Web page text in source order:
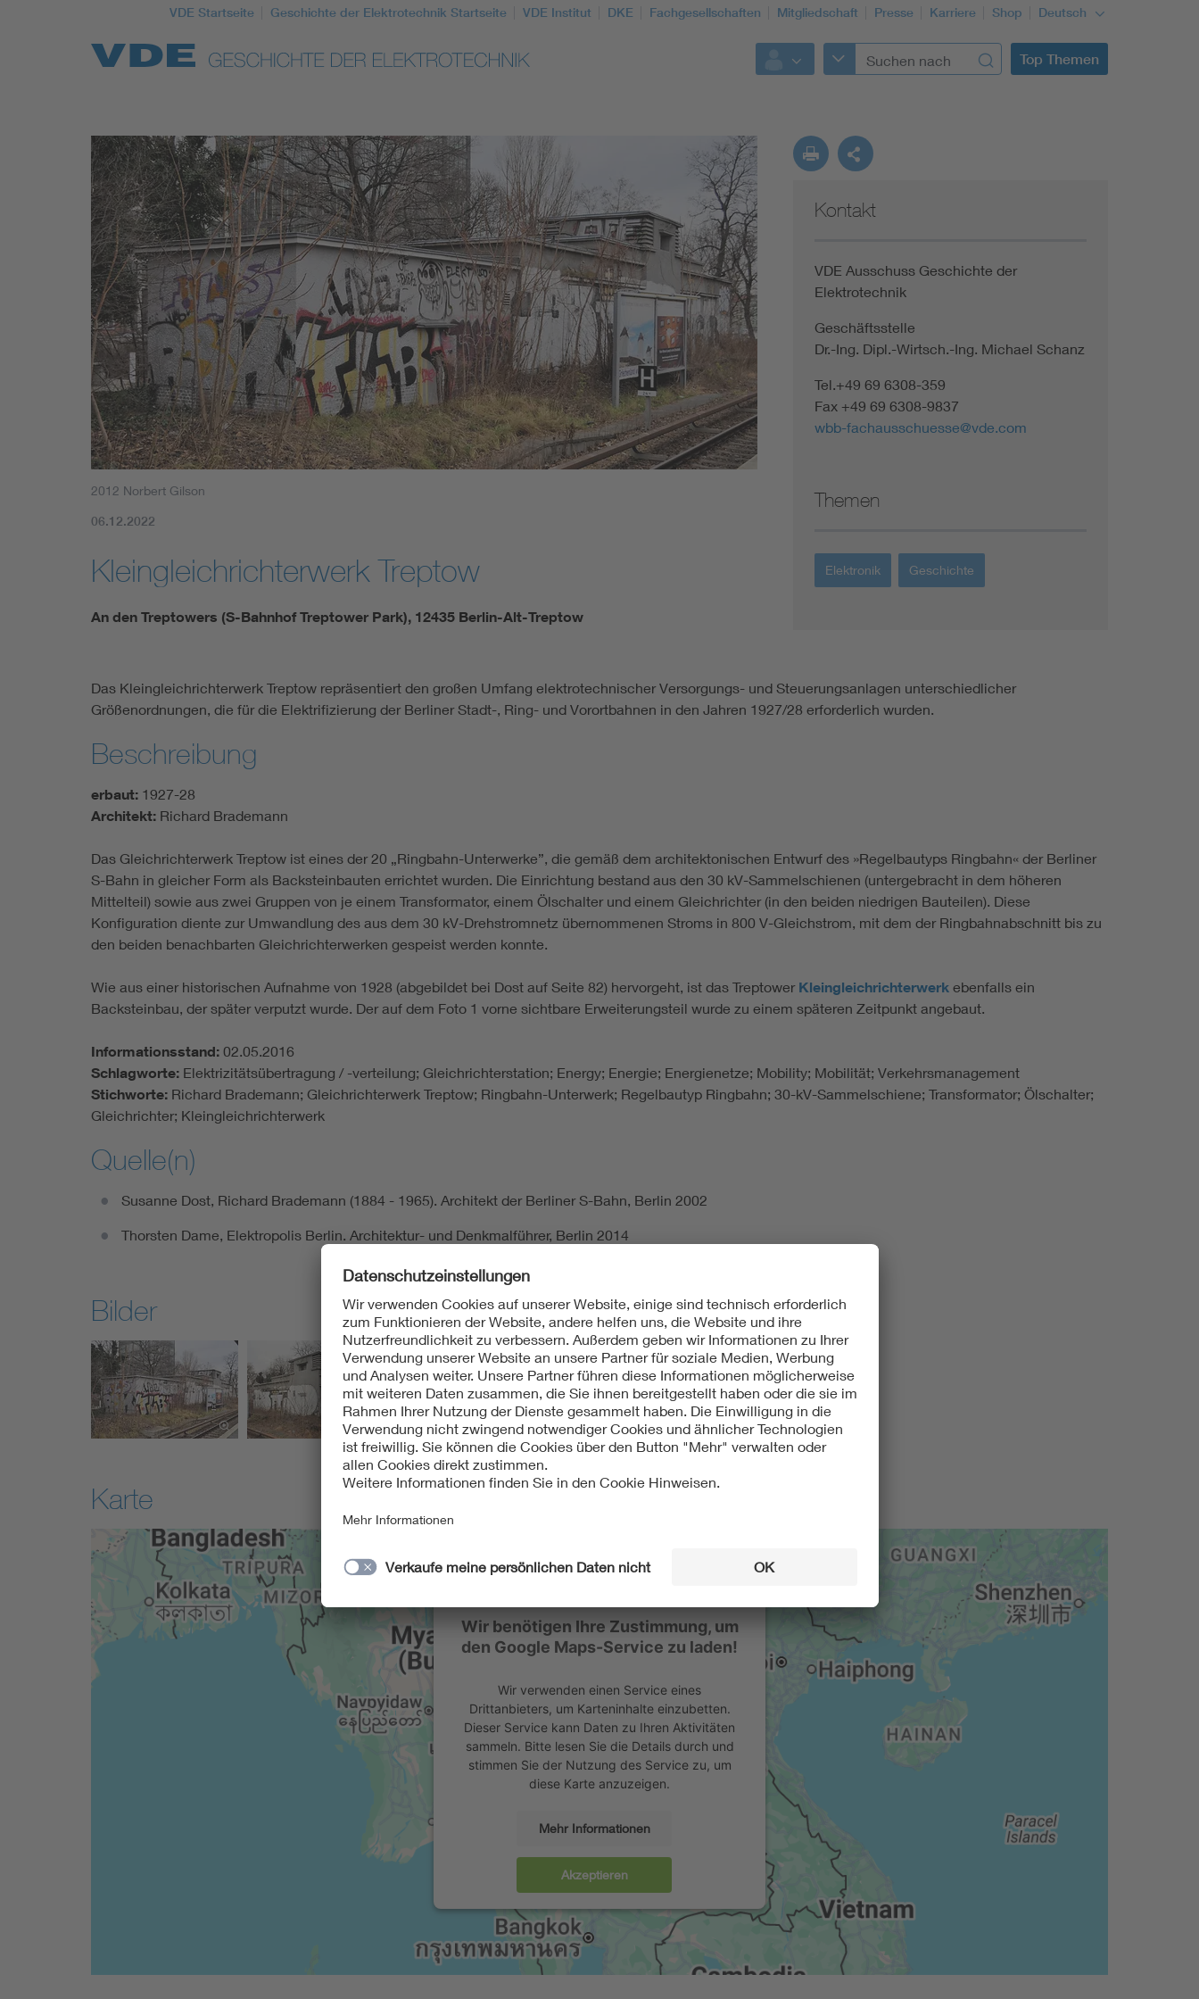
VDE Startseite Geschichte der Elektrotechnik Startseite VDE Institut DKE Fachgesellschaften Mitgliedschaft Presse Karriere Shop Deutsch
Top Themen
Top Themen
Weitere Themen
2012 Norbert Gilson
06.12.2022
Kleingleichrichterwerk Treptow
An den Treptowers (S-Bahnhof Treptower Park), 12435 Berlin-Alt-Treptow
Kontakt
VDE Ausschuss Geschichte der
Elektrotechnik
Geschäftsstelle
Dr.-Ing. Dipl.-Wirtsch.-Ing. Michael Schanz
Tel.+49 69 6308-359
Fax +49 69 6308-9837
wbb-fachausschuesse@vde.com
Themen
Elektronik Geschichte
Das Kleingleichrichterwerk Treptow repräsentiert den großen Umfang elektrotechnischer Versorgungs- und Steuerungsanlagen unterschiedlicher
Größenordnungen, die für die Elektrifizierung der Berliner Stadt-, Ring- und Vorortbahnen in den Jahren 1927/28 erforderlich wurden.
Beschreibung
erbaut: 1927-28
Architekt: Richard Brademann
Das Gleichrichterwerk Treptow ist eines der 20 „Ringbahn-Unterwerke”, die gemäß dem architektonischen Entwurf des »Regelbautyps Ringbahn« der Berliner
S-Bahn in gleicher Form als Backsteinbauten errichtet wurden. Die Einrichtung bestand aus den 30 kV-Sammelschienen (untergebracht in dem höheren
Mittelteil) sowie aus zwei Gruppen von je einem Transformator, einem Ölschalter und einem Gleichrichter (in den beiden niedrigen Bauteilen). Diese
Konfiguration diente zur Umwandlung des aus dem 30 kV-Drehstromnetz übernommenen Stroms in 800 V-Gleichstrom, mit dem der Ringbahnabschnitt bis zu
den beiden benachbarten Gleichrichterwerken gespeist werden konnte.
Wie aus einer historischen Aufnahme von 1928 (abgebildet bei Dost auf Seite 82) hervorgeht, ist das Treptower Kleingleichrichterwerk ebenfalls ein
Backsteinbau, der später verputzt wurde. Der auf dem Foto 1 vorne sichtbare Erweiterungsteil wurde zu einem späteren Zeitpunkt angebaut.
Informationsstand: 02.05.2016
Schlagworte: Elektrizitätsübertragung / -verteilung; Gleichrichterstation; Energy; Energie; Energienetze; Mobility; Mobilität; Verkehrsmanagement
Stichworte: Richard Brademann; Gleichrichterwerk Treptow; Ringbahn-Unterwerk; Regelbautyp Ringbahn; 30-kV-Sammelschiene; Transformator; Ölschalter;
Gleichrichter; Kleingleichrichterwerk
Quelle(n)
Susanne Dost, Richard Brademann (1884 - 1965). Architekt der Berliner S-Bahn, Berlin 2002
Thorsten Dame, Elektropolis Berlin. Architektur- und Denkmalführer, Berlin 2014
Bilder
Karte
Wir benötigen Ihre Zustimmung, um
den Google Maps-Service zu laden!
Wir verwenden einen Service eines
Drittanbieters, um Karteninhalte einzubetten.
Dieser Service kann Daten zu Ihren Aktivitäten
sammeln. Bitte lesen Sie die Details durch und
stimmen Sie der Nutzung des Service zu, um
diese Karte anzuzeigen.
Mehr Informationen
Akzeptieren